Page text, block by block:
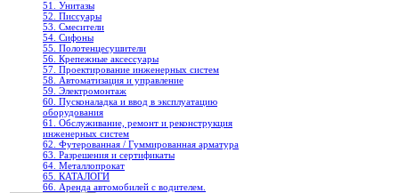
51. Унитазы
52. Писсуары
53. Смесители
54. Сифоны
55. Полотенцесушители
56. Крепежные аксессуары
57. Проектирование инженерных систем
58. Автоматизация и управление
59. Электромонтаж
60. Пусконаладка и ввод в эксплуатацию
оборудования
61. Обслуживание, ремонт и реконструкция
инженерных систем
62. Футерованная / Гуммированная арматура
63. Разрешения и сертификаты
64. Металлопрокат
65. КАТАЛОГИ
66. Аренда автомобилей с водителем.